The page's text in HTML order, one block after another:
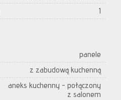
1
panele
z zabudową kuchenną
aneks kuchenny - połączony
z salonem